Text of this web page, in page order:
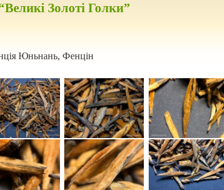
Золоті Голки”
Юньнань, Фенцін